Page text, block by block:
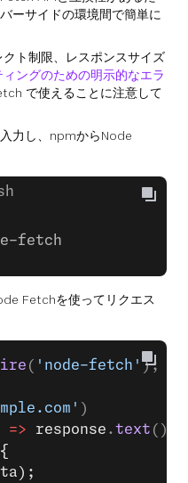
ーサイドの環境間で簡単に
クト制限、レスポンスサイズ
ィングのための明示的なエラ
で使えることに注意して
力し、npmからNode
fetch
Fetchを使ってリクエス
( 'node-fetch' );
)
=> response .text ())